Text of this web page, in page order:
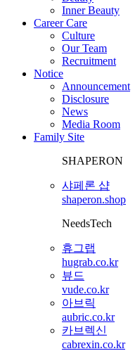
Inner Beauty
Career Care
Culture
Our Team
Recruitment
Notice
Announcement
Disclosure
News
Media Room
Family Site
SHAPERON
샤페론 샵
shaperon.shop
NeedsTech
휴그랩
hugrab.co.kr
뷰드
vude.co.kr
아브릭
aubric.co.kr
카브렉신
cabrexin.co.kr